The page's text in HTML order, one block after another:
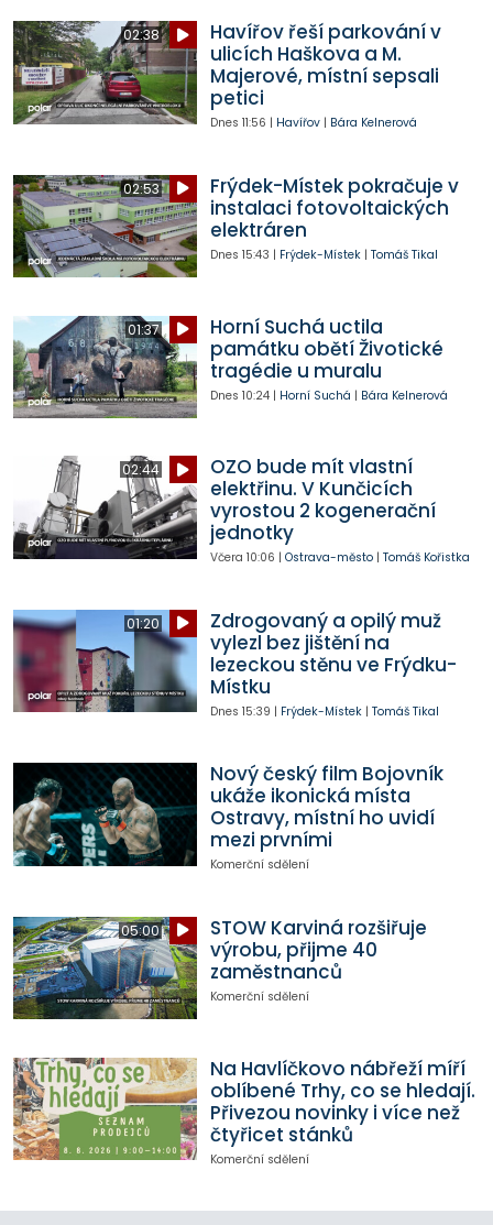
02:38
Havířov řeší parkování v
ulicích Haškova a M.
Majerové, místní sepsali
petici
Dnes 11:56 | Havířov| Bára Kelnerová
02:53
Frýdek-Místek pokračuje v
instalaci fotovoltaických
elektráren
Dnes 15:43 | Frýdek-Místek| Tomáš Tikal
01:37
Horní Suchá uctila
památku obětí Životické
tragédie u muralu
Dnes 10:24| Horní Suchá | Bára Kelnerová
02:44
OZO bude mít vlastní
elektřinu. V Kunčicích
vyrostou 2 kogenerační
jednotky
Včera 10:06 | Ostrava-město| Tomáš Kořistka
01:20
Zdrogovaný a opilý muž
vylezl bez jištění na
lezeckou stěnu ve Frýdku-
Místku
Dnes 15:39 | Frýdek-Místek| Tomáš Tikal
Nový český film Bojovník
ukáže ikonická místa
Ostravy, místní ho uvidí
mezi prvními
Komerční sdělení
05:00
STOW Karviná rozšiřuje
výrobu, přijme 40
zaměstnanců
Komerční sdělení
Na Havlíčkovo nábřeží míří
oblíbené Trhy, co se hledají.
Přivezou novinky i více než
čtyřicet stánků
Komerční sdělení